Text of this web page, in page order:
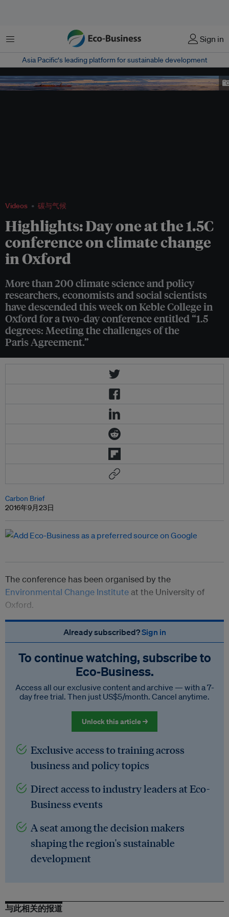
菜单 Sign in
Asia Pacific‘s leading platform for sustainable development
Videos 碳与气候
Highlights: Day one at the 1.5C
conference on climate change
in Oxford
More than 200 climate science and policy
researchers, economists and social scientists
have descended this week on Keble College in
Oxford for a two-day conference entitled “1.5
degrees: Meeting the challenges of the
Paris Agreement.”
arctic ice cap melt
Carbon Brief
2016年9月23日
The conference has been organised by the
Environmental Change Instituteat the University of
Oxford.
Already subscribed?Sign in
To continue watching, subscribe to
Eco‑Business.
Access all our exclusive content and archive — with a 7-
day free trial. Then just US$5/month. Cancel anytime.
Unlock this article →
Exclusive access to training across
business and policy topics
Direct access to industry leaders at Eco-
Business events
A seat among the decision makers
shaping the region's sustainable
development
与此相关的报道